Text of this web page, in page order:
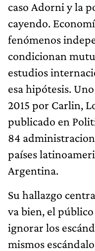
caso Adorni y la
cayendo.
fenómenos
condicionan
estudios
esa hipótesis.
2015 por Carlin,
publicado en
84
países
Argentina.
Su hallazgo
va bien, el
ignorar los
mismos